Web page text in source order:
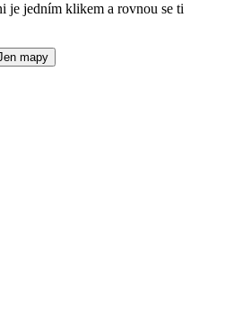
je jedním klikem a rovnou se ti
mapy